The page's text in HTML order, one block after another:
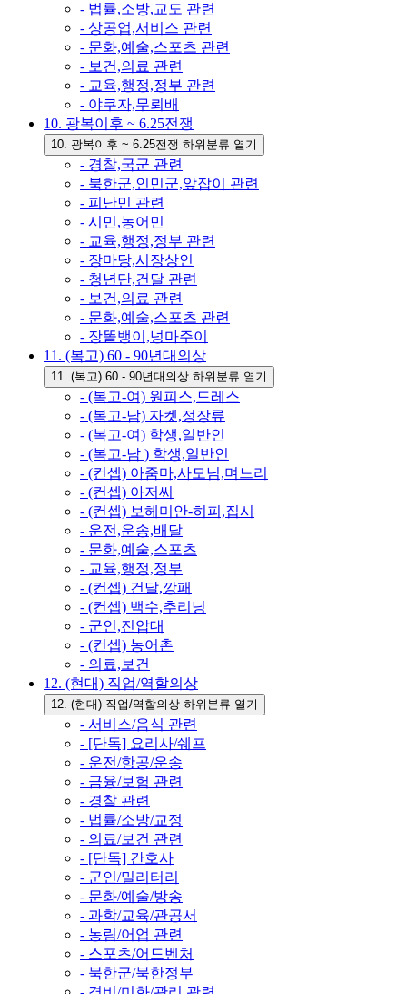
- 법률,소방,교도 관련
- 상공업,서비스 관련
- 문화,예술,스포츠 관련
- 보건,의료 관련
- 교육,행정,정부 관련
- 야쿠자,무뢰배
10. 광복이후 ~ 6.25전쟁
10. 광복이후 ~ 6.25전쟁 하위분류 열기
- 경찰,국군 관련
- 북한군,인민군,앞잡이 관련
- 피난민 관련
- 시민,농어민
- 교육,행정,정부 관련
- 장마당,시장상인
- 청년단,건달 관련
- 보건,의료 관련
- 문화,예술,스포츠 관련
- 장똘뱅이,넝마주이
11. (복고) 60 - 90년대의상
11. (복고) 60 - 90년대의상 하위분류 열기
- (복고-여) 원피스,드레스
- (복고-남) 자켓,정장류
- (복고-여) 학생,일반인
- (복고-남 ) 학생,일반인
- (컨셉) 아줌마,사모님,며느리
- (컨셉) 아저씨
- (컨셉) 보헤미안-히피,집시
- 운전,운송,배달
- 문화,예술,스포츠
- 교육,행정,정부
- (컨셉) 건달,깡패
- (컨셉) 백수,추리닝
- 군인,진압대
- (컨셉) 농어촌
- 의료,보건
12. (현대) 직업/역할의상
12. (현대) 직업/역할의상 하위분류 열기
- 서비스/음식 관련
- [단독] 요리사/쉐프
- 운전/항공/운송
- 금융/보험 관련
- 경찰 관련
- 법률/소방/교정
- 의료/보건 관련
- [단독] 간호사
- 군인/밀리터리
- 문화/예술/방송
- 과학/교육/관공서
- 농림/어업 관련
- 스포츠/어드벤처
- 북한군/북한정부